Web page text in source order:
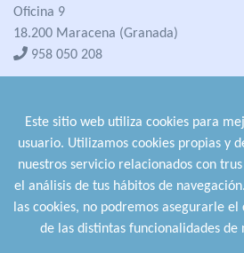
Oficina 9
18.200 Maracena (Granada)
958 050 208
958 991 970
Este sitio web utiliza cookies para
usuario. Utilizamos cookies propias y
nuestros servicio relacionados con
el análisis de tus hábitos de
las cookies, no podremos asegurarle
de las distintas funcionalidades de